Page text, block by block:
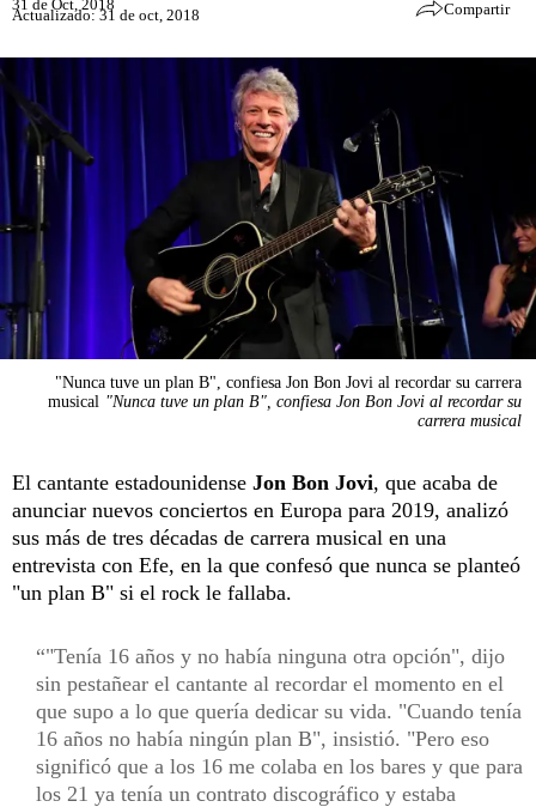
31 de Oct, 2018
Actualizado: 31 de oct, 2018 Compartir
"Nunca tuve un plan B", confiesa Jon Bon Jovi al recordar su carrera
musical "Nunca tuve un plan B", confiesa Jon Bon Jovi al recordar su
carrera musical
El cantante estadounidense Jon Bon Jovi, que acaba de
anunciar nuevos conciertos en Europa para 2019, analizó
sus más de tres décadas de carrera musical en una
entrevista con Efe, en la que confesó que nunca se planteó
"un plan B" si el rock le fallaba.
"Tenía 16 años y no había ninguna otra opción", dijo
sin pestañear el cantante al recordar el momento en el
que supo a lo que quería dedicar su vida. "Cuando tenía
16 años no había ningún plan B", insistió. "Pero eso
significó que a los 16 me colaba en los bares y que para
los 21 ya tenía un contrato discográfico y estaba